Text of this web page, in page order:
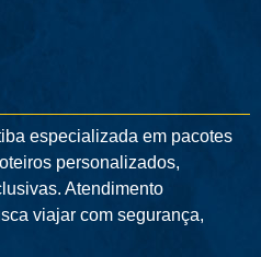
especializada em pacotes
personalizados,
Atendimento
viajar com segurança,